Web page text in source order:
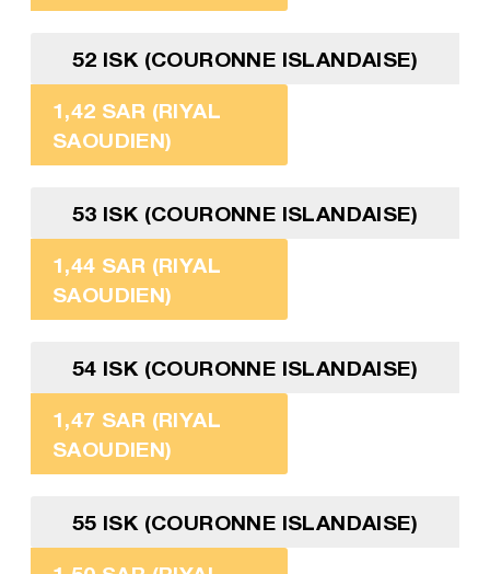
52 ISK (COURONNE ISLANDAISE)
1,42 SAR (RIYAL
SAOUDIEN)
53 ISK (COURONNE ISLANDAISE)
1,44 SAR (RIYAL
SAOUDIEN)
54 ISK (COURONNE ISLANDAISE)
1,47 SAR (RIYAL
SAOUDIEN)
55 ISK (COURONNE ISLANDAISE)